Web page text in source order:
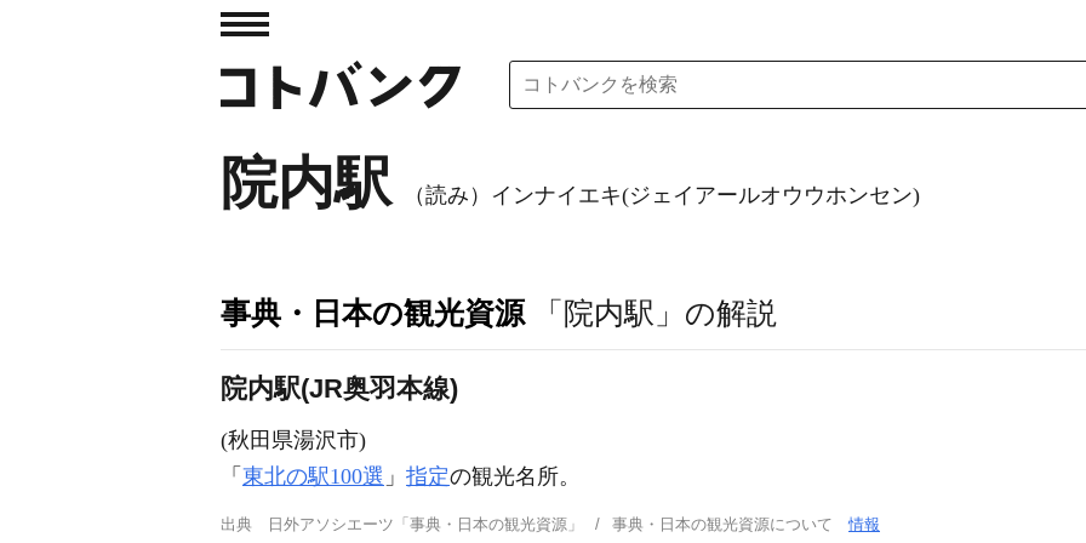
院内駅 （読み）インナイエキ(ジェイアールオウウホンセン)
事典・日本の観光資源「院内駅」の解説
院内駅(JR奥羽本線)
(秋田県湯沢市)
「 東北の駅100選 」 指定の観光名所。
出典 日外アソシエーツ「事典・日本の観光資源」 事典・日本の観光資源について情報